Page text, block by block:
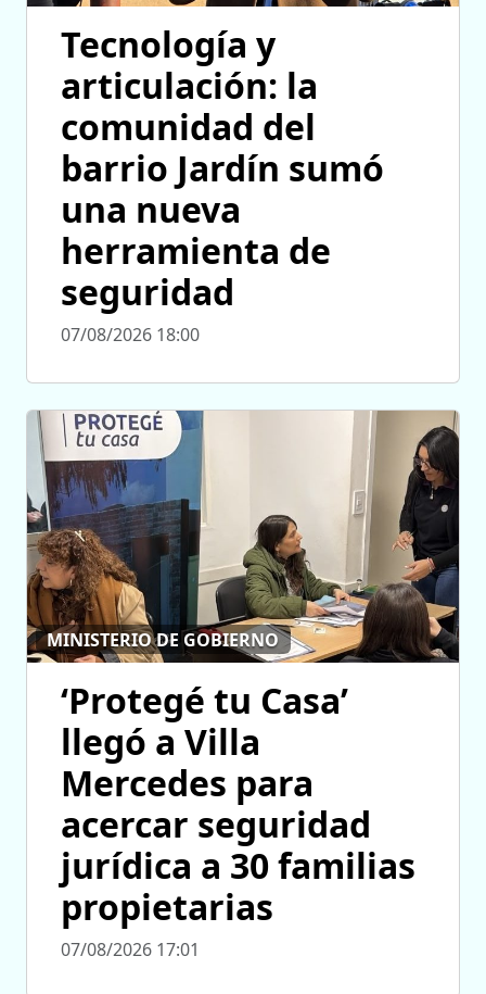
Tecnología y
articulación: la
comunidad del
barrio Jardín sumó
una nueva
herramienta de
seguridad
07/08/2026 18:00
MINISTERIO DE GOBIERNO
‘Protegé tu Casa’
llegó a Villa
Mercedes para
acercar seguridad
jurídica a 30 familias
propietarias
07/08/2026 17:01